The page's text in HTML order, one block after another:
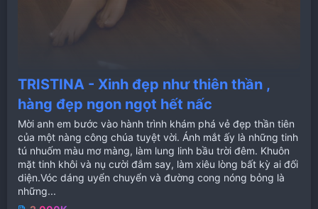
TRISTINA - Xinh đẹp như thiên thần ,
hàng đẹp ngon ngọt hết nấc
Mời anh em bước vào hành trình khám phá vẻ đẹp thần tiên
của một nàng công chúa tuyệt vời. Ánh mắt ấy là những tinh
tú nhuốm màu mơ màng, làm lung linh bầu trời đêm. Khuôn
mặt tinh khôi và nụ cười đắm say, làm xiêu lòng bất kỳ ai đối
diện.Vóc dáng uyển chuyển và đường cong nóng bỏng là
những...